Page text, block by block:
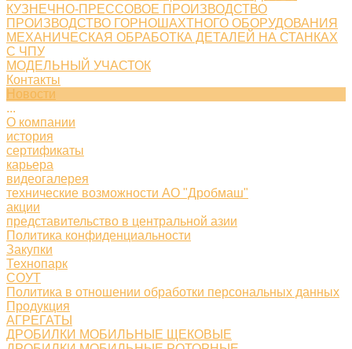
КУЗНЕЧНО-ПРЕССОВОЕ ПРОИЗВОДСТВО
ПРОИЗВОДСТВО ГОРНОШАХТНОГО ОБОРУДОВАНИЯ
МЕХАНИЧЕСКАЯ ОБРАБОТКА ДЕТАЛЕЙ НА СТАНКАХ
С ЧПУ
МОДЕЛЬНЫЙ УЧАСТОК
Контакты
Новости
...
О компании
история
сертификаты
карьера
видеогалерея
технические возможности АО "Дробмаш"
акции
представительство в центральной азии
Политика конфиденциальности
Закупки
Технопарк
СОУТ
Политика в отношении обработки персональных данных
Продукция
АГРЕГАТЫ
ДРОБИЛКИ МОБИЛЬНЫЕ ЩЕКОВЫЕ